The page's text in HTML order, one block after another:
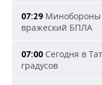
07:29 Минобороны
вражеский БПЛА
07:00 Сегодня в
градусов